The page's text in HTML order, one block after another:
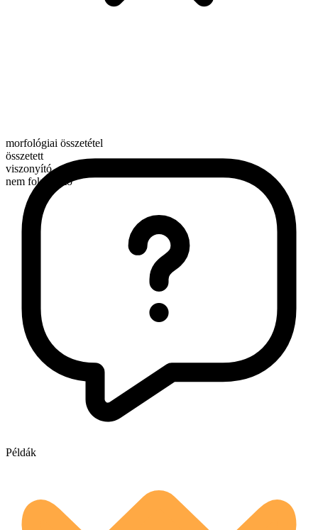
morfológiai összetétel
összetett
viszonyító
nem fokozható
Példák